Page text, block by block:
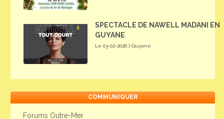
SPECTACLE DE NAWELL MADANI EN
GUYANE
Le 03-02-2026 | Guyane
COMMUNIQUER
Forums Outre-Mer